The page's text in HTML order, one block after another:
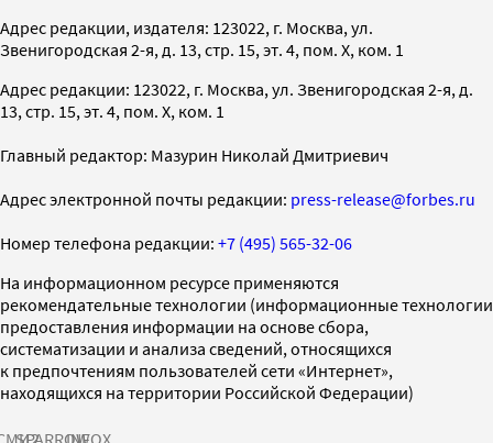
Адрес редакции, издателя: 123022, г. Москва, ул.
Звенигородская 2-я, д. 13, стр. 15, эт. 4, пом. X, ком. 1
Адрес редакции: 123022, г. Москва, ул. Звенигородская 2-я, д.
13, стр. 15, эт. 4, пом. X, ком. 1
Главный редактор: Мазурин Николай Дмитриевич
Адрес электронной почты редакции: press-release@forbes.ru
Номер телефона редакции: +7 (495) 565-32-06
На информационном ресурсе применяются
рекомендательные технологии (информационные технологии
предоставления информации на основе сбора,
систематизации и анализа сведений, относящихся
к предпочтениям пользователей сети «Интернет»,
находящихся на территории Российской Федерации)
SPARROWINFOX